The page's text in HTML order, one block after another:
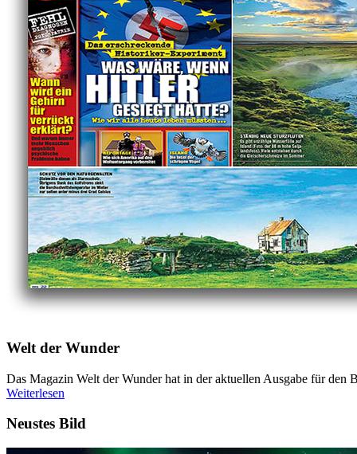
Welt der Wunder
Das Magazin Welt der Wunder hat in der aktuellen Ausgabe für den
Weiterlesen
Neustes Bild